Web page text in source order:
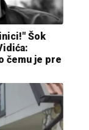
Šok
čemu je pre